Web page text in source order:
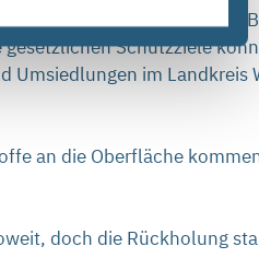
wird unmöglich. Das
Schutzziele
Umsiedlungen im Landkreis
an die Oberfläche
doch die Rückholung